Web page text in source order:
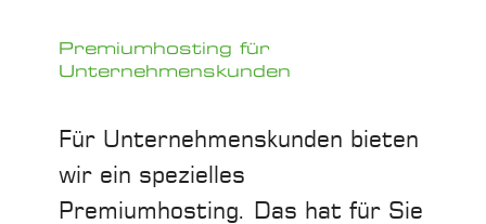
Premiumhosting für
Unternehmenskunden
Für Unternehmenskunden bieten
wir ein spezielles
Premiumhosting. Das hat für Sie